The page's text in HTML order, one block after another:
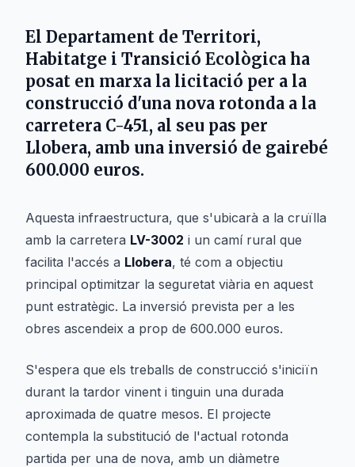
El Departament de Territori,
Habitatge i Transició Ecològica ha
posat en marxa la licitació per a la
construcció d'una nova rotonda a la
carretera C-451, al seu pas per
Llobera, amb una inversió de gairebé
600.000 euros.
Aquesta infraestructura, que s'ubicarà a la cruïlla
amb la carretera LV-3002 i un camí rural que
facilita l'accés a Llobera, té com a objectiu
principal optimitzar la seguretat viària en aquest
punt estratègic. La inversió prevista per a les
obres ascendeix a prop de 600.000 euros.
S'espera que els treballs de construcció s'iniciïn
durant la tardor vinent i tinguin una durada
aproximada de quatre mesos. El projecte
contempla la substitució de l'actual rotonda
partida per una de nova, amb un diàmetre